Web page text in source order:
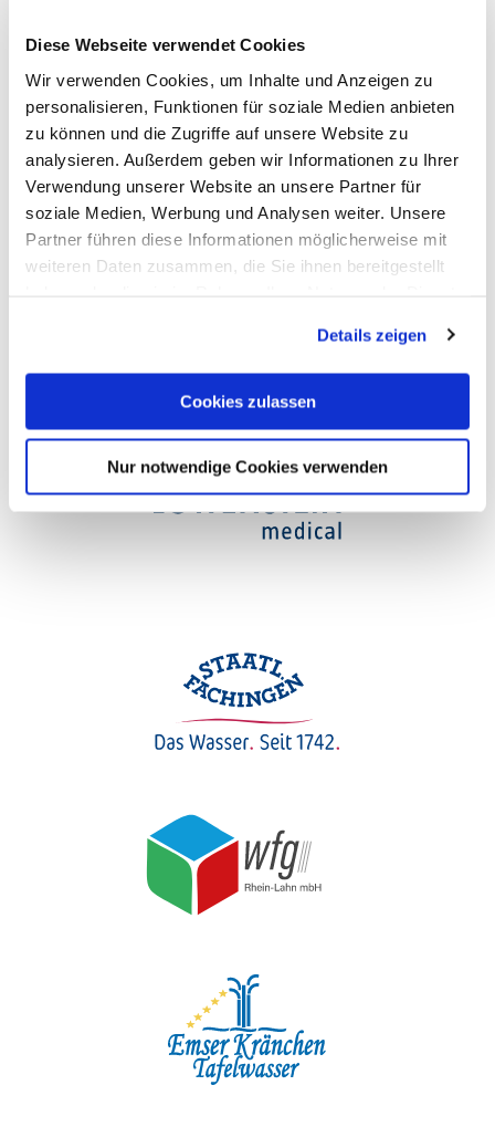
Diese Webseite verwendet Cookies
Wir verwenden Cookies, um Inhalte und Anzeigen zu
personalisieren, Funktionen für soziale Medien anbieten
zu können und die Zugriffe auf unsere Website zu
analysieren. Außerdem geben wir Informationen zu Ihrer
Verwendung unserer Website an unsere Partner für
soziale Medien, Werbung und Analysen weiter. Unsere
Partner führen diese Informationen möglicherweise mit
weiteren Daten zusammen, die Sie ihnen bereitgestellt
Cookies, wenn Sie unsere Webseite weiterhin nutzen.
Details zeigen
Cookies zulassen
Nur notwendige Cookies verwenden
Order brochures
Plan your journey
Opening hours